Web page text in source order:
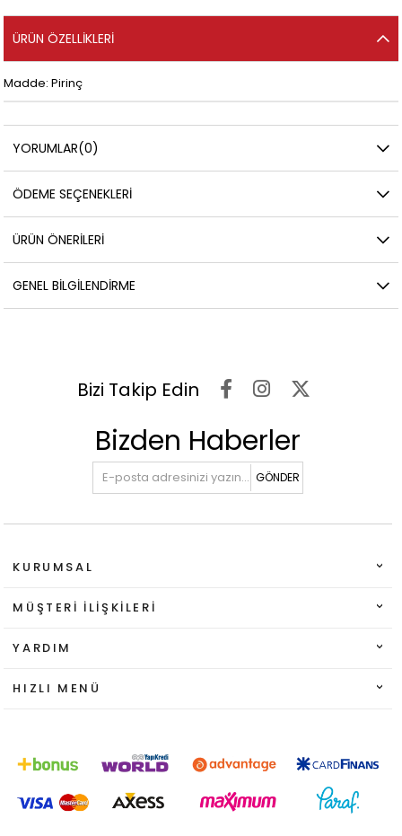
ÜRÜN ÖZELLIKLERI
Madde: Pirinç
YORUMLAR(0)
ÖDEME SEÇENEKLERI
ÜRÜN ÖNERILERI
GENEL BILGILENDIRME
Bizi Takip Edin
Bizden Haberler
GÖNDER
KURUMSAL
MÜŞTERI İLIŞKILERI
YARDIM
HIZLI MENÜ